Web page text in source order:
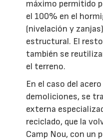
máximo permitido
el 100% en el
(nivelación y
estructural. El
también se
el terreno.
En el caso del
demoliciones, se
externa
reciclado, que la
Camp Nou, con un